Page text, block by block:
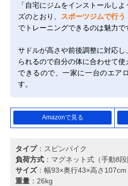
「自宅にジムをインストールし
ズのとおり、
スポーツジムで行
でトレーニングできるのは魅力で
サドルが高さや前後調整に対応し
られるので自分の体に合わせて
できるので、一家に一台のエア
す。
Amazonで見る
タイプ：スピンバイク
負荷方式 ：マグネット式（手動8段
サイズ：幅93×奥行43×高さ107cm
重量 ：26kg